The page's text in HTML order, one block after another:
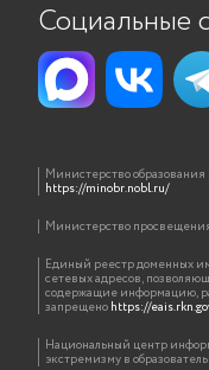
Социальные
Министерство
https://minobr.nobl.ru/
Министерство
Единый реестр доменных
сетевых адресов,
содержащие информацию,
запрещеноhttps://
Национальный центр
экстремизму в